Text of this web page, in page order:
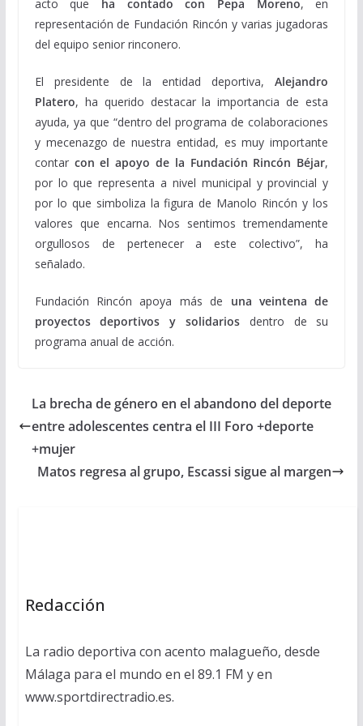
acto que ha contado con Pepa Moreno, en
representación de Fundación Rincón y varias jugadoras
del equipo senior rinconero.
El presidente de la entidad deportiva,Alejandro
Platero, ha querido destacar la importancia de esta
ayuda, ya que “dentro del programa de colaboraciones
y mecenazgo de nuestra entidad, es muy importante
contar con el apoyo de la Fundación Rincón Béjar,
por lo que representa a nivel municipal y provincial y
por lo que simboliza la figura de Manolo Rincón y los
valores que encarna. Nos sentimos tremendamente
orgullosos de pertenecer a este colectivo”, ha
señalado.
Fundación Rincón apoya más de una veintena de
proyectos deportivos y solidarios dentro de su
programa anual de acción.
La brecha de género en el abandono del deporte
entre adolescentes centra el III Foro +deporte
+mujer
Matos regresa al grupo, Escassi sigue al margen
Redacción
La radio deportiva con acento malagueño, desde
Málaga para el mundo en el 89.1 FM y en
www.sportdirectradio.es.